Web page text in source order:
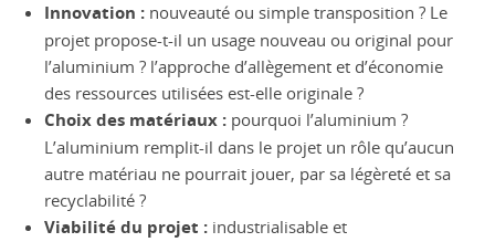
Innovation : nouveauté ou simple transposition ? Le
projet propose-t-il un usage nouveau ou original pour
l’aluminium ? l’approche d’allègement et d’économie
des ressources utilisées est-elle originale ?
Choix des matériaux : pourquoi l’aluminium ?
L’aluminium remplit-il dans le projet un rôle qu’aucun
autre matériau ne pourrait jouer, par sa légèreté et sa
recyclabilité ?
Viabilité du projet : industrialisable et